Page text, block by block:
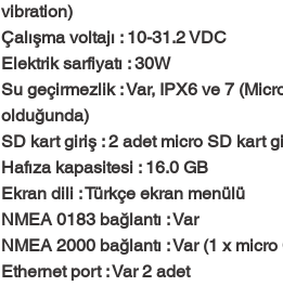
vibration)
Çalışma voltajı : 10-31.2 VDC
Elektrik sarfiyatı : 30W
Su geçirmezlik : Var, IPX6 ve 7
olduğunda)
SD kart giriş : 2 adet micro SD kart
Hafıza kapasitesi : 16.0 GB
Ekran dili : Türkçe ekran menülü
NMEA 0183 bağlantı : Var
NMEA 2000 bağlantı : Var (1 x micro
Ethernet port : Var 2 adet